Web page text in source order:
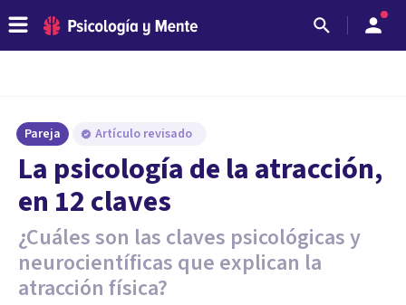
Pareja Artículo revisado
​La psicología de la atracción,
en 12 claves
¿Cuáles son las claves psicológicas y
neurocientíficas que explican la
atracción física?